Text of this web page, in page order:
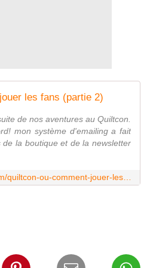
les fans (partie 2)
de nos aventures au Quiltcon.
mon système d'emailing a fait
la boutique et de la newsletter